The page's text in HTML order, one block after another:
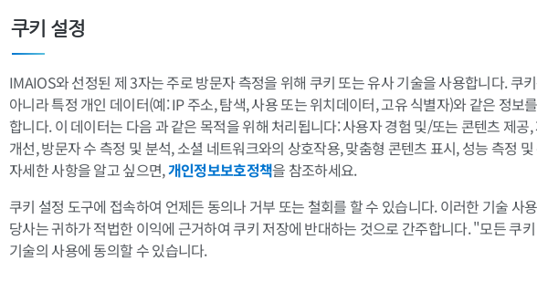
목구멍편도
편도굴
편도피막
반달주름
편도오목
물렁입천장편도
후두덮개곁편도
CT
프리미엄
말 - 근육학
삽화
프리미엄
말 - 발굽
쿠키 설정
IMAIOS와 선정된 제 3자는 주로 방문자 측정을 위해 쿠키 또는 유사 기술을 사용합니다. 쿠
아니라 특정 개인 데이터(예: IP 주소, 탐색, 사용 또는 위치데이터, 고유 식별자)와 같은 정보
합니다. 이 데이터는 다음 과 같은 목적을 위해 처리됩니다: 사용자 경험 및/또는 콘텐츠 제공
개선, 방문자 수 측정 및 분석, 소셜 네트워크와의 상호작용, 맞춤형 콘텐츠 표시, 성능 측정
자세한 사항을 알고 싶으면,개인정보보호정책을 참조하세요.
쿠키 설정 도구에 접속하여 언제든 동의나 거부 또는 철회를 할 수 있습니다. 이러한 기술 사
당사는 귀하가 적법한 이익에 근거하여 쿠키 저장에 반대하는 것으로 간주합니다. "모든 쿠
기술의 사용에 동의할 수 있습니다.